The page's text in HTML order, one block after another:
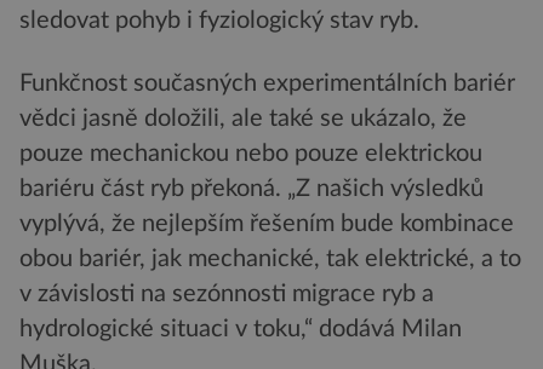
sledovat pohyb i fyziologický stav ryb.
Funkčnost současných experimentálních bariér
vědci jasně doložili, ale také se ukázalo, že
pouze mechanickou nebo pouze elektrickou
bariéru část ryb překoná. „Z našich výsledků
vyplývá, že nejlepším řešením bude kombinace
obou bariér, jak mechanické, tak elektrické, a to
v závislosti na sezónnosti migrace ryb a
hydrologické situaci v toku,“ dodává Milan
Muška.